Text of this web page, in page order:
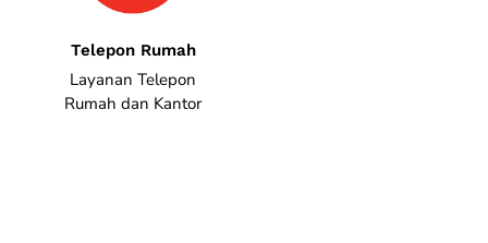
Telepon Rumah
Layanan Telepon
Rumah dan Kantor